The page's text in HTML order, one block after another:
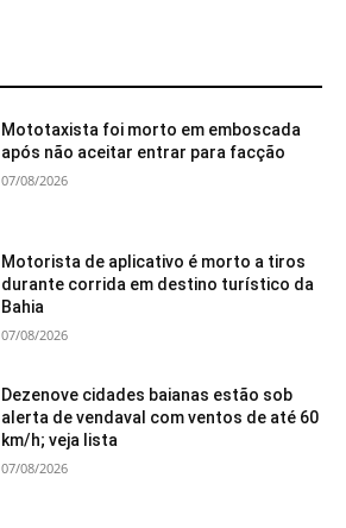
Mototaxista foi morto em emboscada
após não aceitar entrar para facção
07/08/2026
Motorista de aplicativo é morto a tiros
durante corrida em destino turístico da
Bahia
07/08/2026
Dezenove cidades baianas estão sob
alerta de vendaval com ventos de até 60
km/h; veja lista
07/08/2026